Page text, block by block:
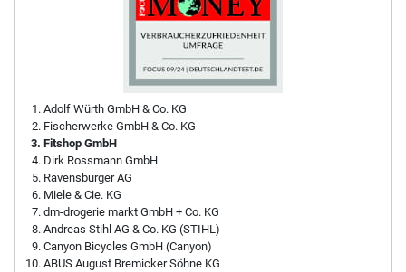
Adolf Würth GmbH & Co. KG
Fischerwerke GmbH & Co. KG
Fitshop GmbH
Dirk Rossmann GmbH
Ravensburger AG
Miele & Cie. KG
dm-drogerie markt GmbH + Co. KG
Andreas Stihl AG & Co. KG (STIHL)
Canyon Bicycles GmbH (Canyon)
ABUS August Bremicker Söhne KG